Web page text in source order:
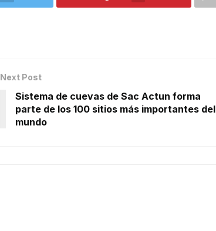
Next Post
Sistema de cuevas de Sac Actun forma
parte de los 100 sitios más importantes del
mundo